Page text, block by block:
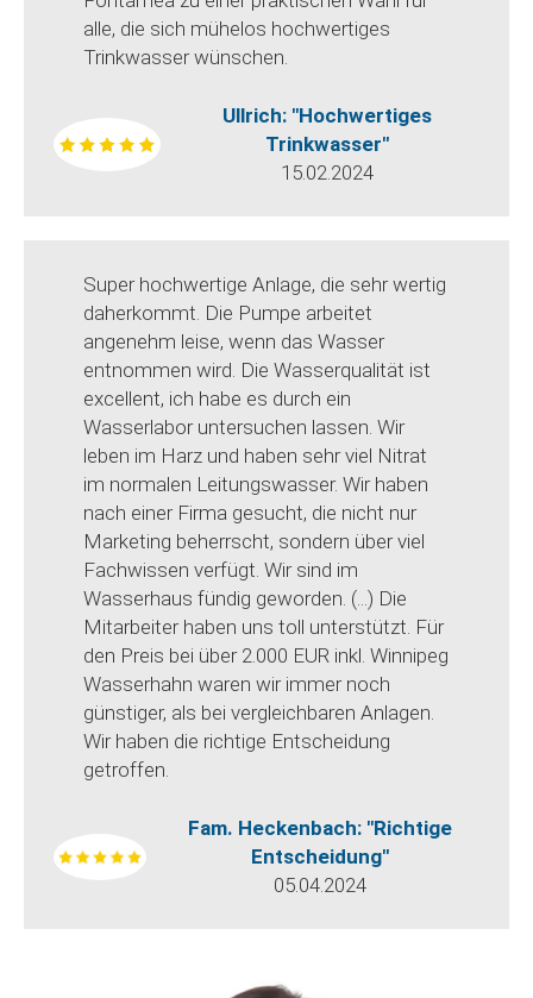
alle, die sich mühelos hochwertiges
Trinkwasser wünschen.
Ullrich: "Hochwertiges
Trinkwasser"
15.02.2024
Super hochwertige Anlage, die sehr wertig
daherkommt. Die Pumpe arbeitet
angenehm leise, wenn das Wasser
entnommen wird. Die Wasserqualität ist
excellent, ich habe es durch ein
Wasserlabor untersuchen lassen. Wir
leben im Harz und haben sehr viel Nitrat
im normalen Leitungswasser. Wir haben
nach einer Firma gesucht, die nicht nur
Marketing beherrscht, sondern über viel
Fachwissen verfügt. Wir sind im
Wasserhaus fündig geworden. (...) Die
Mitarbeiter haben uns toll unterstützt. Für
den Preis bei über 2.000 EUR inkl. Winnipeg
Wasserhahn waren wir immer noch
günstiger, als bei vergleichbaren Anlagen.
Wir haben die richtige Entscheidung
getroffen.
Fam. Heckenbach: "Richtige
Entscheidung"
05.04.2024